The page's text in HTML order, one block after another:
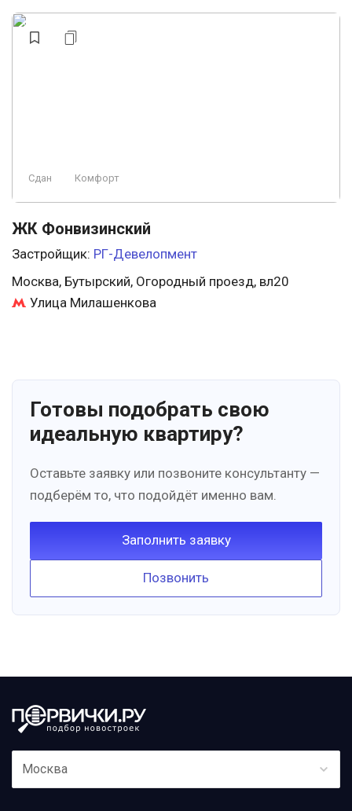
Сдан Комфорт
ЖК Фонвизинский
Застройщик: РГ-Девелопмент
Москва, Бутырский, Огородный проезд, вл20
Улица Милашенкова
Готовы подобрать свою
идеальную квартиру?
Оставьте заявку или позвоните консультанту —
подберём то, что подойдёт именно вам.
Заполнить заявку
Позвонить
Москва